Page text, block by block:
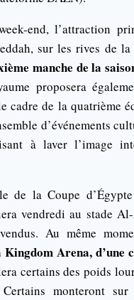
end, l’attraction
sur les rives de la
manche de la
proposera
cadre de la quatrième
d’événements
à laver l’image
de la Coupe
vendredi au stade
Au même
Kingdom Arena, d’une
certains des poids
Certains monteront